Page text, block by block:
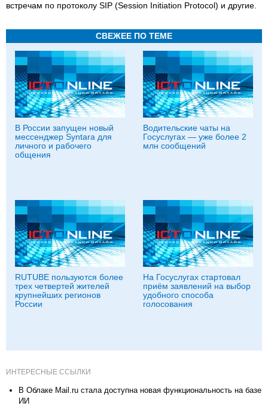
встречам по протоколу SIP (Session Initiation Protocol) и другие.
СВЕЖЕЕ ПО ТЕМЕ
В России запущен новый
мессенджер Syntara для
личного и рабочего
общения
Водительские чаты на
Госуслугах — уже более 2
млн сообщений
RUTUBE пользуются более
трех четвертей жителей
крупнейших регионов
России
На Госуслугах стартовал
приём заявлений на выбор
удобного способа
голосования
ИНТЕРЕСНЫЕ ССЫЛКИ
В Облаке Mail.ru стала доступна новая функциональность на базе
ИИ